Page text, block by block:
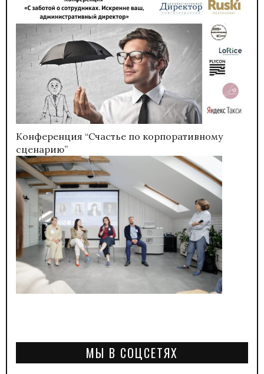
Конференция “Счастье по корпоративному
сценарию”
МЫ В СОЦСЕТЯХ